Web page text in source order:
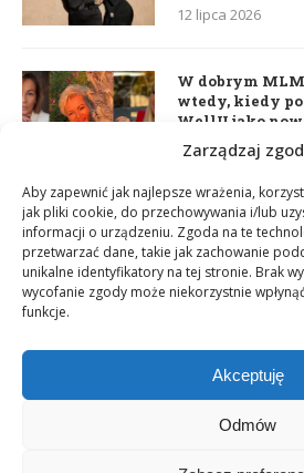
Zarządzaj
Aby zapewnić jak najlepsze wrażenia,
jak pliki cookie, do przechowywania i/lub
informacji o urządzeniu. Zgoda na te
przetwarzać dane, takie jak zachowanie
unikalne identyfikatory na tej stronie. Brak
wycofanie zgody może niekorzystnie
funkcje.
Akceptuję
Odmów
12 lipca 2026
W dobrym
wtedy, kiedy
WellU jako
lidera
Daria Dudzik.
17 kwietnia 2026